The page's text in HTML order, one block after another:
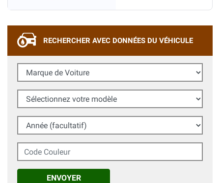
RECHERCHER AVEC DONNÉES DU VÉHICULE
Marque de Voiture
Sélectionnez votre modèle
Année (facultatif)
Code Couleur
ENVOYER